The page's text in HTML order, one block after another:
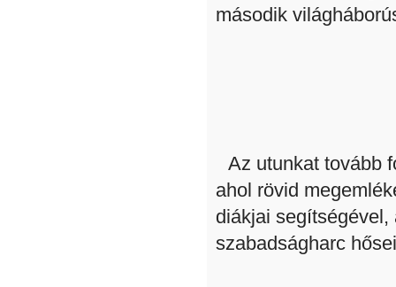
második
Az utunkat tovább
ahol rövid
diákjai
szabadságharc